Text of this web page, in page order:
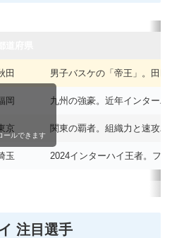
田 男子バスケの「帝王」。田
岡 九州の強豪。近年インター
京 関東の覇者。組織力と速攻
玉 2024インターハイ王者。フ
ールできます
注目選手